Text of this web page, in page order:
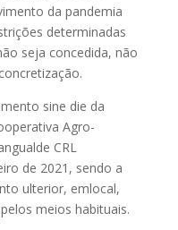
da pandemia
determinadas
seja concedida, não
sine die da
Agro-
CRL
de 2021, sendo a
ulterior, emlocal,
meios habituais.